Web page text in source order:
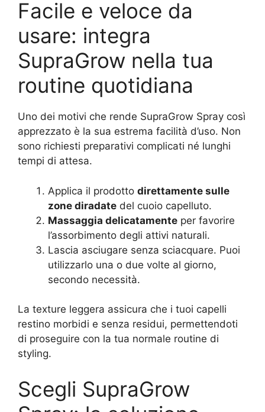
Facile e veloce da
usare: integra
SupraGrow nella tua
routine quotidiana
Uno dei motivi che rende SupraGrow Spray così
apprezzato è la sua estrema facilità d’uso. Non
sono richiesti preparativi complicati né lunghi
tempi di attesa.
Applica il prodotto direttamente sulle
zone diradate del cuoio capelluto.
Massaggia delicatamente per favorire
l’assorbimento degli attivi naturali.
Lascia asciugare senza sciacquare. Puoi
utilizzarlo una o due volte al giorno,
secondo necessità.
La texture leggera assicura che i tuoi capelli
restino morbidi e senza residui, permettendoti
di proseguire con la tua normale routine di
styling.
Scegli SupraGrow